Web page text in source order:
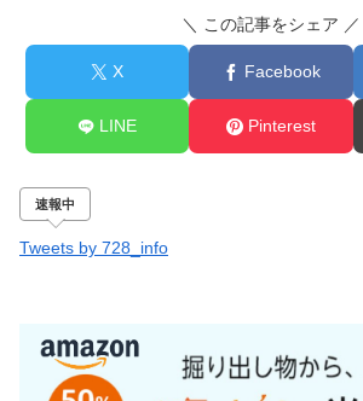
＼ この記事をシェア ／
X Facebook
LINE Pinterest
速報中
Tweets by 728_info